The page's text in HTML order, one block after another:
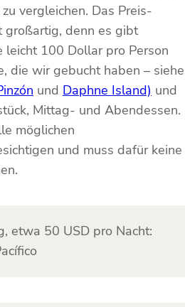
vergleichen. Das Preis-
großartig, denn es gibt
100 Dollar pro Person
die wir gebucht haben – siehe
und Daphne Island) und
Mittag- und Abendessen.
möglichen
und muss dafür keine
etwa 50 USD pro Nacht: